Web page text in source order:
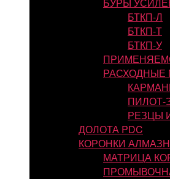
БТКП-Л
БТКП-Т
БТКП-У
РАСХОДНЫЕ
ПИЛОТ-
РЕЗЦЫ
ДОЛОТА PDC
КОРОНКИ
МАТРИЦА